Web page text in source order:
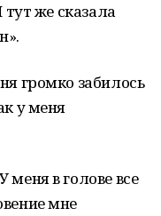
тут же сказала
громко забилось
у меня
меня в голове все
мне